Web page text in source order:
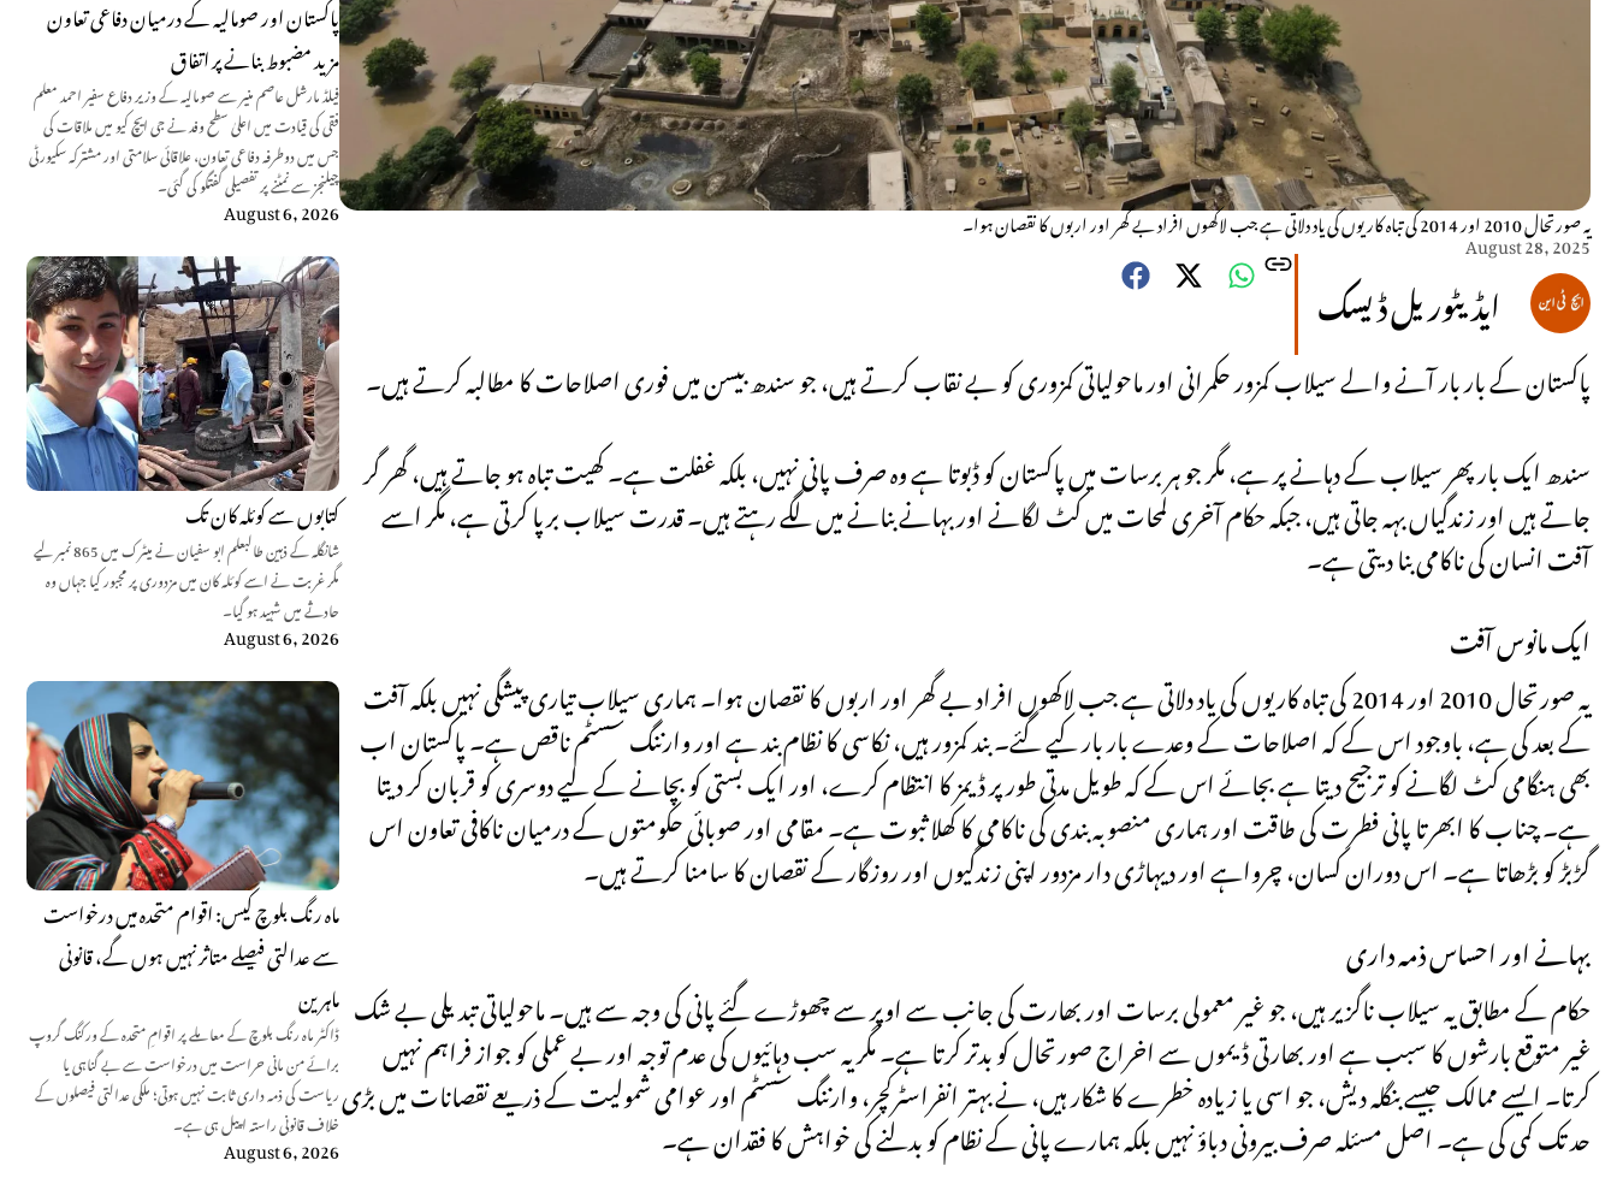
پاکستان اور صومالیہ کے درمیان دفاعی تعاون
مزید مضبوط بنانے پر اتفاق
فیلڈ مارشل عاصم منیر سے صومالیہ کے وزیر دفاع سفیر احمد معلم
فقی کی قیادت میں اعلیٰ سطح وفد نے جی ایچ کیو میں ملاقات کی
جس میں دوطرفہ دفاعی تعاون، علاقائی سلامتی اور مشترکہ سکیورٹی
چیلنجز سے نمٹنے پر تفصیلی گفتگو کی گئی۔
August 6, 2026
کتابوں سے کوئلہ کان تک
شانگلہ کے ذہین طالبعلم ابو سفیان نے میٹرک میں 865 نمبر لیے
مگر غربت نے اسے کوئلہ کان میں مزدوری پر مجبور کیا جہاں وہ
حادثے میں شہید ہو گیا۔
August 6, 2026
ماہ رنگ بلوچ کیس: اقوام متحدہ میں درخواست
سے عدالتی فیصلے متاثر نہیں ہوں گے، قانونی
ماہرین
ڈاکٹر ماہ رنگ بلوچ کے معاملے پر اقوامِ متحدہ کے ورکنگ گروپ
برائے من مانی حراست میں درخواست سے بے گناہی یا
ریاست کی ذمہ داری ثابت نہیں ہوتی؛ ملکی عدالتی فیصلوں کے
خلاف قانونی راستہ اپیل ہی ہے۔
August 6, 2026
یہ صورتحال 2010 اور 2014 کی تباہ کاریوں کی یاد دلاتی ہے جب لاکھوں افراد بے گھر اور اربوں کا نقصان ہوا۔
August 28, 2025
ایڈیٹوریل ڈیسک
پاکستان کے بار بار آنے والے سیلاب کمزور حکمرانی اور ماحولیاتی کمزوری کو بے نقاب کرتے ہیں، جو سندھ بیسن میں فوری اصلاحات کا مطالبہ کرتے ہیں۔
سندھ ایک بار پھر سیلاب کے دہانے پر ہے، مگر جو ہر برسات میں پاکستان کو ڈبوتا ہے وہ صرف پانی نہیں، بلکہ غفلت ہے۔ کھیت تباہ ہو جاتے ہیں، گھر گر
جاتے ہیں اور زندگیاں بہہ جاتی ہیں، جبکہ حکام آخری لمحات میں کٹ لگانے اور بہانے بنانے میں لگے رہتے ہیں۔ قدرت سیلاب برپا کرتی ہے، مگر اسے
آفت انسان کی ناکامی بنا دیتی ہے۔
ایک مانوس آفت
یہ صورتحال 2010 اور 2014 کی تباہ کاریوں کی یاد دلاتی ہے جب لاکھوں افراد بے گھر اور اربوں کا نقصان ہوا۔ ہماری سیلاب تیاری پیشگی نہیں بلکہ آفت
کے بعد کی ہے، باوجود اس کے کہ اصلاحات کے وعدے بار بار کیے گئے۔ بند کمزور ہیں، نکاسی کا نظام بند ہے اور وارننگ سسٹم ناقص ہے۔ پاکستان اب
بھی ہنگامی کٹ لگانے کو ترجیح دیتا ہے بجائے اس کے کہ طویل مدتی طور پر ڈیمز کا انتظام کرے، اور ایک بستی کو بچانے کے لیے دوسری کو قربان کر دیتا
ہے۔ چناب کا ابھرتا پانی فطرت کی طاقت اور ہماری منصوبہ بندی کی ناکامی کا کھلا ثبوت ہے۔ مقامی اور صوبائی حکومتوں کے درمیان ناکافی تعاون اس
گڑبڑ کو بڑھاتا ہے۔ اس دوران کسان، چرواہے اور دیہاڑی دار مزدور اپنی زندگیوں اور روزگار کے نقصان کا سامنا کرتے ہیں۔
بہانے اور احساس ذمہ داری
حکام کے مطابق یہ سیلاب ناگزیر ہیں، جو غیر معمولی برسات اور بھارت کی جانب سے اوپر سے چھوڑے گئے پانی کی وجہ سے ہیں۔ ماحولیاتی تبدیلی بے شک
غیر متوقع بارشوں کا سبب ہے اور بھارتی ڈیموں سے اخراج صورتحال کو بدتر کرتا ہے۔ مگر یہ سب دہائیوں کی عدم توجہ اور بے عملی کو جواز فراہم نہیں
کرتا۔ ایسے ممالک جیسے بنگلہ دیش، جو اسی یا زیادہ خطرے کا شکار ہیں، نے بہتر انفراسٹرکچر، وارننگ سسٹم اور عوامی شمولیت کے ذریعے نقصانات میں بڑی
حد تک کمی کی ہے۔ اصل مسئلہ صرف بیرونی دباؤ نہیں بلکہ ہمارے پانی کے نظام کو بدلنے کی خواہش کا فقدان ہے۔